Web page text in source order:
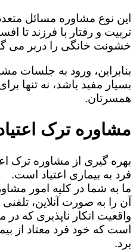
این نوع مشاوره مسائل
تربیت و رفتار با فرزند تا
خشونت خانگی را دربر می
بنابراین، ورود به جلسات
بسیار مفید باشد، نه تنها
همسرتان.
مشاوره ترک
بهره گیری از مشاوره ترک
فرد به بیماری اعتیاد است.
ما به شما در کلیه امور
آن را به صورت آنلاین،
واقعیت انکار ناپذیری که در
است که خود فرد معتاد از
برد.